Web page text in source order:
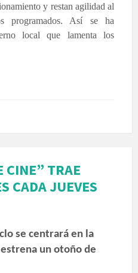
y restan agilidad al
programados. Así se ha
local que lamenta los
CINE” TRAE
CADA JUEVES
se centrará en la
un otoño de